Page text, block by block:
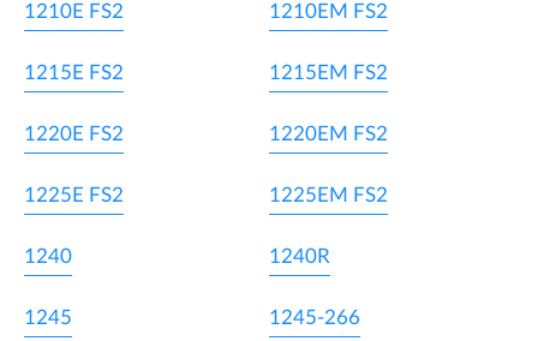
1210E FS2 1210EM FS2
1215E FS2 1215EM FS2
1220E FS2 1220EM FS2
1225E FS2 1225EM FS2
1240 1240R
1245 1245-266